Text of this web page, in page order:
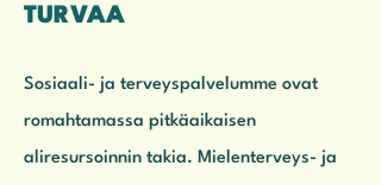
TURVAA
Sosiaali- ja terveyspalvelumme ovat
romahtamassa pitkäaikaisen
aliresursoinnin takia. Mielenterveys- ja